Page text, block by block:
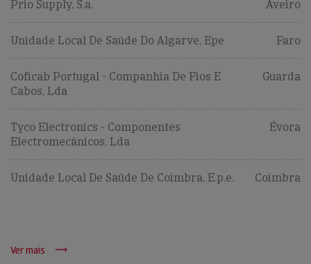
Prio Supply, S.a. Aveiro
Unidade Local De Saúde Do Algarve, Epe Faro
Coficab Portugal - Companhia De Fios E
Cabos, Lda
Guarda
Tyco Electronics - Componentes
Electromecânicos, Lda
Évora
Unidade Local De Saúde De Coimbra, E.p.e. Coimbra
Ver mais